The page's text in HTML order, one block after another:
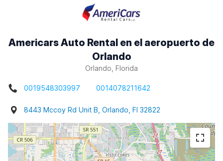
Americars Auto Rental en el aeropuerto de
Orlando
Orlando, Florida
0019548303997 0014078211642
8443 Mccoy Rd Unit B, Orlando, Fl 32822